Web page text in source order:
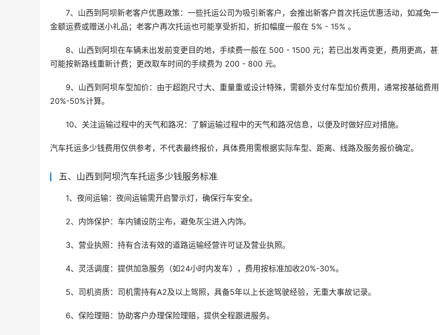
7、山西到阿坝新老客户优惠政策：一些托运公司为吸引新客户，会推出新客户首次托运优惠活动，如减免
金额运费或赠送小礼品；老客户再次托运也可能享受折扣，折扣幅度一般在 5% - 15% 。
8、山西到阿坝在车辆未出发前变更目的地，手续费一般在 500 - 1500 元；若已出发再变更，费用更高，
可能按新路线重新计费；更改取车时间的手续费为 200 - 800 元。
9、山西到阿坝车型加价：由于超跑尺寸大、重量重或设计特殊，需额外支付车型加价费用，通常按基础费
20%-50%计算。
10、关注运输过程中的天气和路况：了解运输过程中的天气和路况信息，以便及时做好应对措施。
汽车托运多少钱费用仅供参考，不代表最终报价，具体费用需根据实际车型、距离、线路及服务报价确定。
五、山西到阿坝汽车托运多少钱服务标准
1、夜间运输：夜间运输需开启警示灯，确保行车安全。
2、内饰保护：车内铺设防尘布，避免灰尘进入内饰。
3、营业执照：持有合法有效的道路运输经营许可证及营业执照。
4、灵活调度：提供加急服务（如24小时内发车），费用按标准加收20%-30%。
5、司机资质：司机需持有A2及以上驾照，具备5年以上长途驾驶经验，无重大事故记录。
6、保险理赔：协助客户办理保险理赔，提供全程跟进服务。